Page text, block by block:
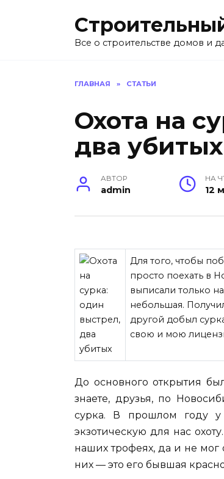
Все о строительстве домов и
ГЛАВНАЯ » СТАТЬИ
Охота на
два убитых
АВТОР
admin
НА
12
Для того, чтобы
просто поехать в
выписали только
небольшая.
другой добыл
свою и мою
До основного открытия
знаете, друзья, по
сурка. В прошлом году у
экзотическую для нас
наших трофеях, да и не мог
них — это его бывшая